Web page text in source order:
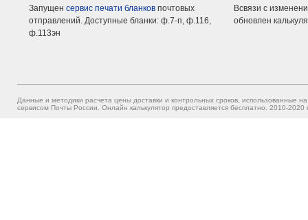
Запущен сервис печати бланков почтовых
отправлений. Доступные бланки: ф.7-п, ф.116,
ф.113эн
Всвязи с
обновлен
Данные и методики расчета цены доставки и контрольных сроков, использованные
сервисом Почты России. Онлайн калькулятор предоставляется бесплатно. 2010-2020